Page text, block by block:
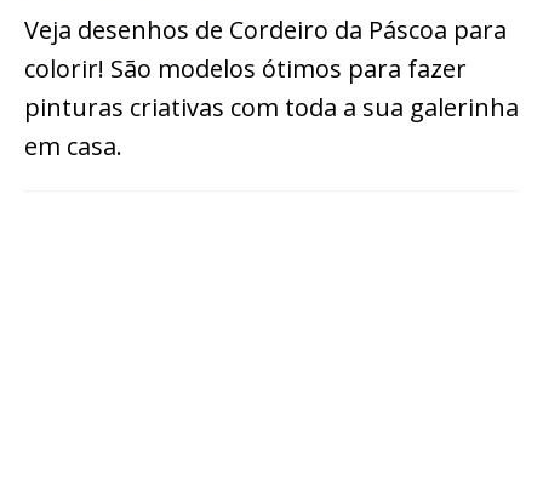
Veja desenhos de Cordeiro da Páscoa para
colorir! São modelos ótimos para fazer
pinturas criativas com toda a sua galerinha
em casa.